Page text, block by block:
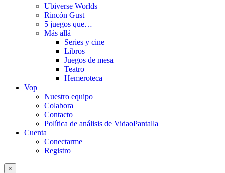
Ubiverse Worlds
Rincón Gust
5 juegos que…
Más allá
Series y cine
Libros
Juegos de mesa
Teatro
Hemeroteca
Vop
Nuestro equipo
Colabora
Contacto
Política de análisis de VidaoPantalla
Cuenta
Conectarme
Registro
×